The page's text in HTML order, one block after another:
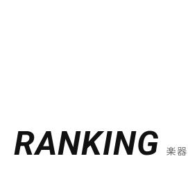
RANKING 楽